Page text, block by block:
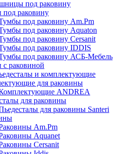
под раковину
раковину
под раковину Am.Pm
под раковину Aquaton
под раковину Cersanit
под раковину IDDIS
под раковину АСБ-Мебель
раковиной
и комплектующие
для раковины
ANDREA
для раковины
для раковины Santeri
Am.Pm
Aquanet
Cersanit